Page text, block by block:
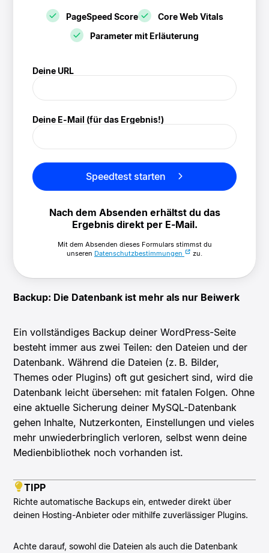
PageSpeed Score
Core Web Vitals
Parameter mit Erläuterung
(/speedtest)
Deine URL
Deine E-Mail (für das Ergebnis!)
Speedtest starten
Nach dem Absenden erhältst du das
Ergebnis direkt per E-Mail.
Mit dem Absenden dieses Formulars stimmst du
unseren Datenschutzbestimmungen zu.
Backup: Die Datenbank ist mehr als nur Beiwerk
Ein vollständiges Backup deiner WordPress-Seite
besteht immer aus zwei Teilen: den Dateien und der
Datenbank. Während die Dateien (z. B. Bilder,
Themes oder Plugins) oft gut gesichert sind, wird die
Datenbank leicht übersehen: mit fatalen Folgen. Ohne
eine aktuelle Sicherung deiner MySQL-Datenbank
gehen Inhalte, Nutzerkonten, Einstellungen und vieles
mehr unwiederbringlich verloren, selbst wenn deine
Medienbibliothek noch vorhanden ist.
TIPP
Richte automatische Backups ein, entweder direkt über
deinen Hosting-Anbieter oder mithilfe zuverlässiger Plugins.
Achte darauf, sowohl die Dateien als auch die Datenbank